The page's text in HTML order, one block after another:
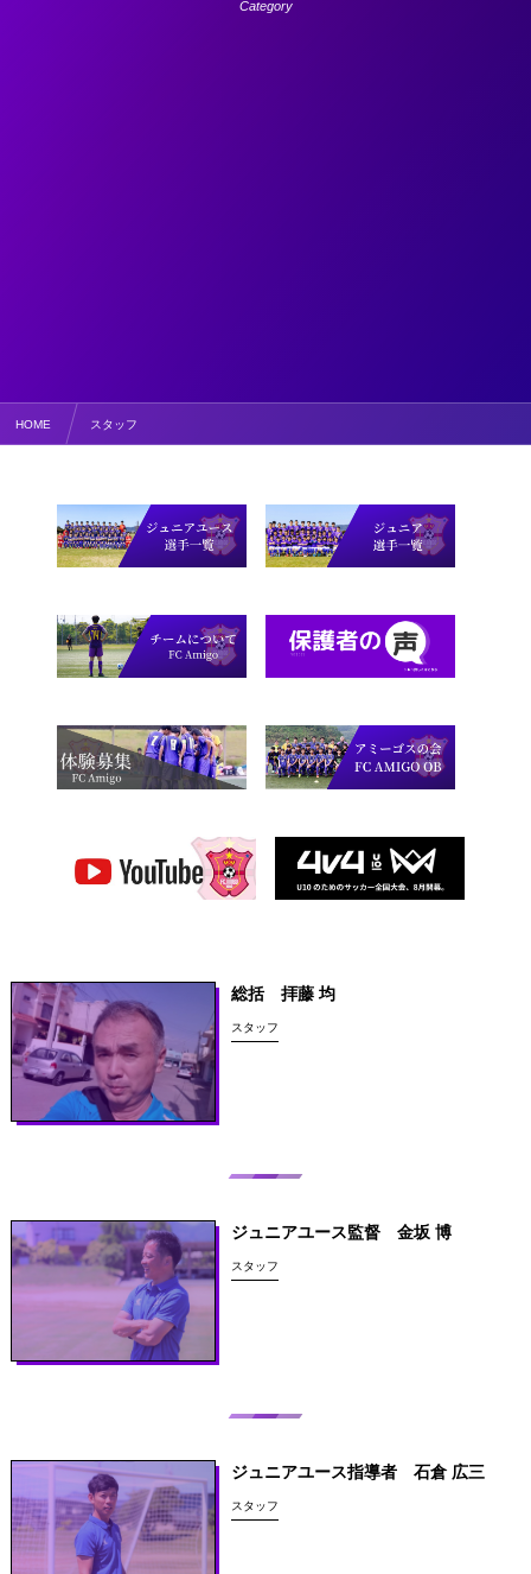
Category
HOME スタッフ
総括 拝藤 均
スタッフ
ジュニアユース監督 金坂 博
スタッフ
ジュニアユース指導者 石倉 広三
スタッフ